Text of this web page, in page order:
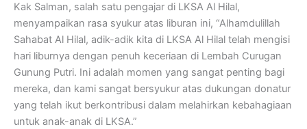
Kak Salman, salah satu pengajar di LKSA Al Hilal,
menyampaikan rasa syukur atas liburan ini, “Alhamdulillah
Sahabat Al Hilal, adik-adik kita di LKSA Al Hilal telah mengisi
hari liburnya dengan penuh keceriaan di Lembah Curugan
Gunung Putri. Ini adalah momen yang sangat penting bagi
mereka, dan kami sangat bersyukur atas dukungan donatur
yang telah ikut berkontribusi dalam melahirkan kebahagiaan
untuk anak-anak di LKSA.”